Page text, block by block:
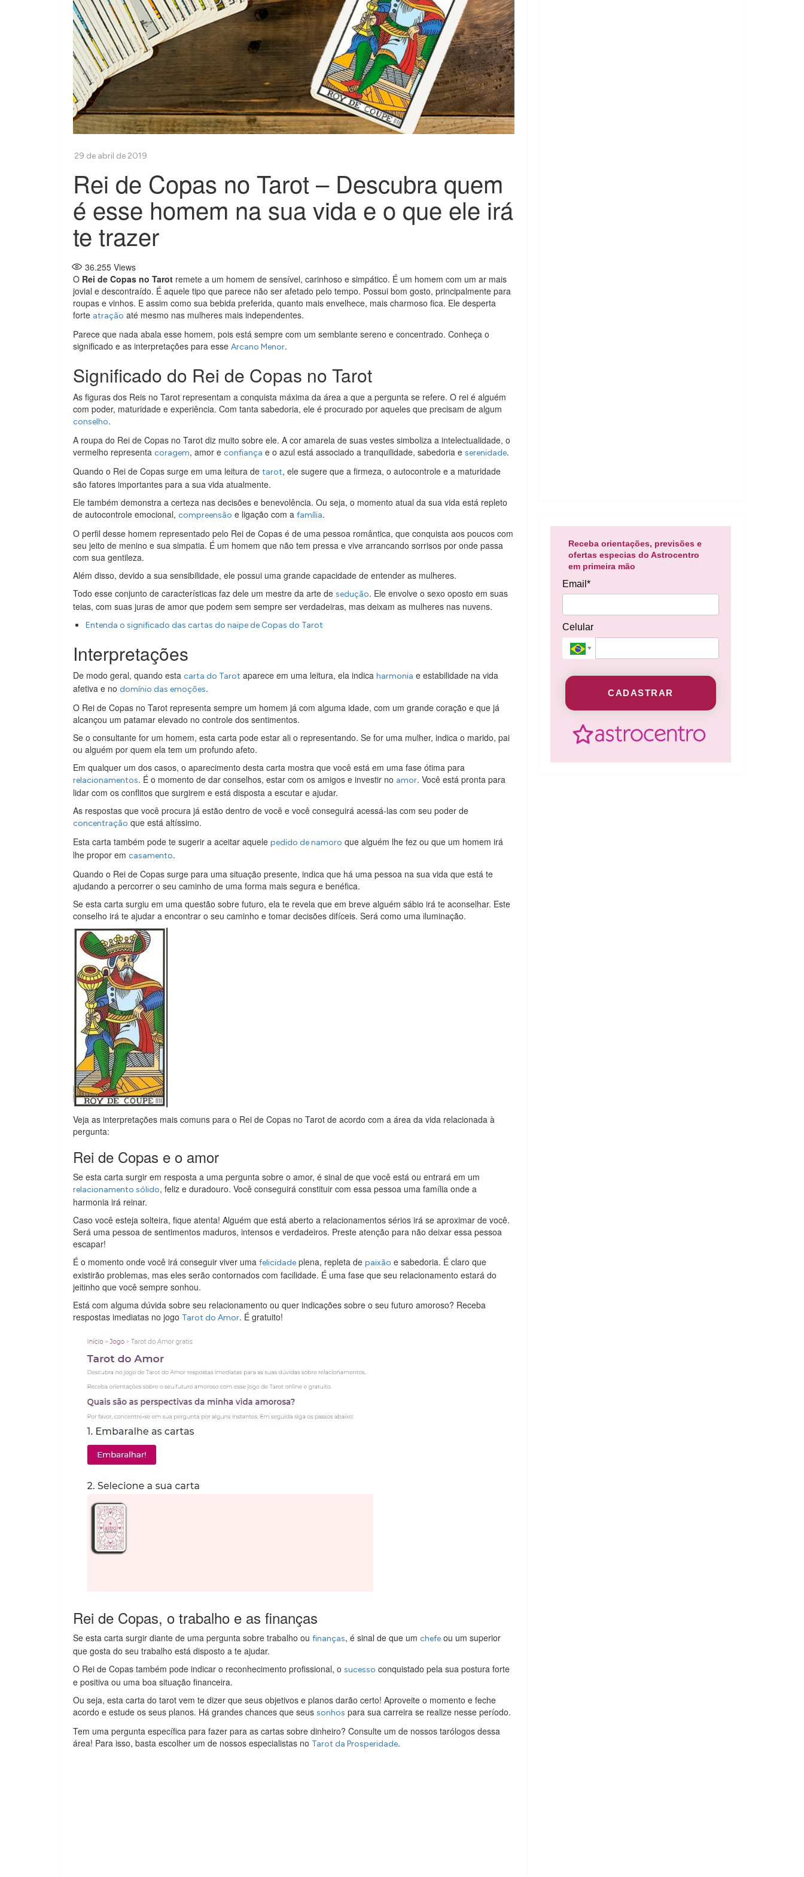
Rei de Copas no Tarot – Descubra quem
é esse homem na sua vida e o que ele irá
te trazer
36.255 Views
O Rei de Copas no Tarot remete a um homem de sensível, carinhoso e simpático. É um homem com um ar mais
jovial e descontraído. É aquele tipo que parece não ser afetado pelo tempo. Possui bom gosto, principalmente para
roupas e vinhos. E assim como sua bebida preferida, quanto mais envelhece, mais charmoso fica. Ele desperta
forte atração até mesmo nas mulheres mais independentes.
Parece que nada abala esse homem, pois está sempre com um semblante sereno e concentrado. Conheça o
significado e as interpretações para esse Arcano Menor.
Significado do Rei de Copas no Tarot
As figuras dos Reis no Tarot representam a conquista máxima da área a que a pergunta se refere. O rei é alguém
com poder, maturidade e experiência. Com tanta sabedoria, ele é procurado por aqueles que precisam de algum
conselho.
A roupa do Rei de Copas no Tarot diz muito sobre ele. A cor amarela de suas vestes simboliza a intelectualidade, o
vermelho representa coragem, amor e confiança e o azul está associado a tranquilidade, sabedoria e serenidade.
Quando o Rei de Copas surge em uma leitura de tarot, ele sugere que a firmeza, o autocontrole e a maturidade
são fatores importantes para a sua vida atualmente.
Ele também demonstra a certeza nas decisões e benevolência. Ou seja, o momento atual da sua vida está repleto
de autocontrole emocional, compreensão e ligação com a família.
O perfil desse homem representado pelo Rei de Copas é de uma pessoa romântica, que conquista aos poucos com
seu jeito de menino e sua simpatia. É um homem que não tem pressa e vive arrancando sorrisos por onde passa
com sua gentileza.
Além disso, devido a sua sensibilidade, ele possui uma grande capacidade de entender as mulheres.
Todo esse conjunto de características faz dele um mestre da arte de sedução. Ele envolve o sexo oposto em suas
teias, com suas juras de amor que podem sem sempre ser verdadeiras, mas deixam as mulheres nas nuvens.
Entenda o significado das cartas do naipe de Copas do Tarot
Interpretações
De modo geral, quando esta carta do Tarot aparece em uma leitura, ela indica harmonia e estabilidade na vida
afetiva e no domínio das emoções.
O Rei de Copas no Tarot representa sempre um homem já com alguma idade, com um grande coração e que já
alcançou um patamar elevado no controle dos sentimentos.
Se o consultante for um homem, esta carta pode estar ali o representando. Se for uma mulher, indica o marido, pai
ou alguém por quem ela tem um profundo afeto.
Em qualquer um dos casos, o aparecimento desta carta mostra que você está em uma fase ótima para
relacionamentos. É o momento de dar conselhos, estar com os amigos e investir no amor. Você está pronta para
lidar com os conflitos que surgirem e está disposta a escutar e ajudar.
As respostas que você procura já estão dentro de você e você conseguirá acessá-las com seu poder de
concentração que está altíssimo.
Esta carta também pode te sugerir a aceitar aquele pedido de namoro que alguém lhe fez ou que um homem irá
lhe propor em casamento.
Quando o Rei de Copas surge para uma situação presente, indica que há uma pessoa na sua vida que está te
ajudando a percorrer o seu caminho de uma forma mais segura e benéfica.
Se esta carta surgiu em uma questão sobre futuro, ela te revela que em breve alguém sábio irá te aconselhar. Este
conselho irá te ajudar a encontrar o seu caminho e tomar decisões difíceis. Será como uma iluminação.
Veja as interpretações mais comuns para o Rei de Copas no Tarot de acordo com a área da vida relacionada à
pergunta:
Rei de Copas e o amor
Se esta carta surgir em resposta a uma pergunta sobre o amor, é sinal de que você está ou entrará em um
relacionamento sólido, feliz e duradouro. Você conseguirá constituir com essa pessoa uma família onde a
harmonia irá reinar.
Caso você esteja solteira, fique atenta! Alguém que está aberto a relacionamentos sérios irá se aproximar de você.
Será uma pessoa de sentimentos maduros, intensos e verdadeiros. Preste atenção para não deixar essa pessoa
escapar!
É o momento onde você irá conseguir viver uma felicidade plena, repleta de paixão e sabedoria. É claro que
existirão problemas, mas eles serão contornados com facilidade. É uma fase que seu relacionamento estará do
jeitinho que você sempre sonhou.
Está com alguma dúvida sobre seu relacionamento ou quer indicações sobre o seu futuro amoroso? Receba
respostas imediatas no jogo Tarot do Amor. É gratuito!
Rei de Copas, o trabalho e as finanças
Se esta carta surgir diante de uma pergunta sobre trabalho ou finanças, é sinal de que um chefe ou um superior
que gosta do seu trabalho está disposto a te ajudar.
O Rei de Copas também pode indicar o reconhecimento profissional, o sucesso conquistado pela sua postura forte
e positiva ou uma boa situação financeira.
Ou seja, esta carta do tarot vem te dizer que seus objetivos e planos darão certo! Aproveite o momento e feche
acordo e estude os seus planos. Há grandes chances que seus sonhos para sua carreira se realize nesse período.
Tem uma pergunta específica para fazer para as cartas sobre dinheiro? Consulte um de nossos tarólogos dessa
área! Para isso, basta escolher um de nossos especialistas no Tarot da Prosperidade.
Receba orientações, previsões e
ofertas especias do Astrocentro
em primeira mão
Email*
Celular
CADASTRAR